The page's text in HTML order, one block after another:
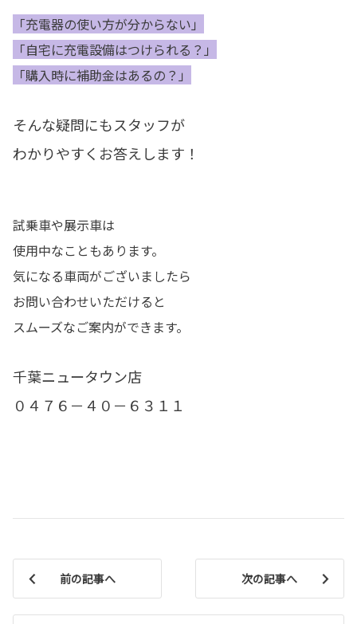
「充電器の使い方が分からない」
「自宅に充電設備はつけられる？」
「購入時に補助金はあるの？」
そんな疑問にもスタッフが
わかりやすくお答えします！
試乗車や展示車は
使用中なこともあります。
気になる車両がございましたら
お問い合わせいただけると
スムーズなご案内ができます。
千葉ニュータウン店
０４７６－４０－６３１１
前の記事へ 次の記事へ